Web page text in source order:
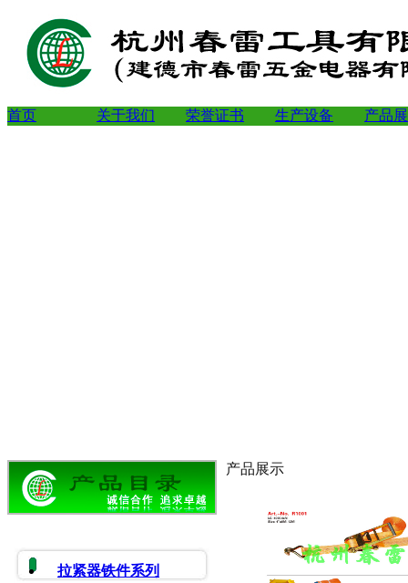
首页 关于我们 荣誉证书 生产设备 产品
拉紧器铁件系列
产品展示